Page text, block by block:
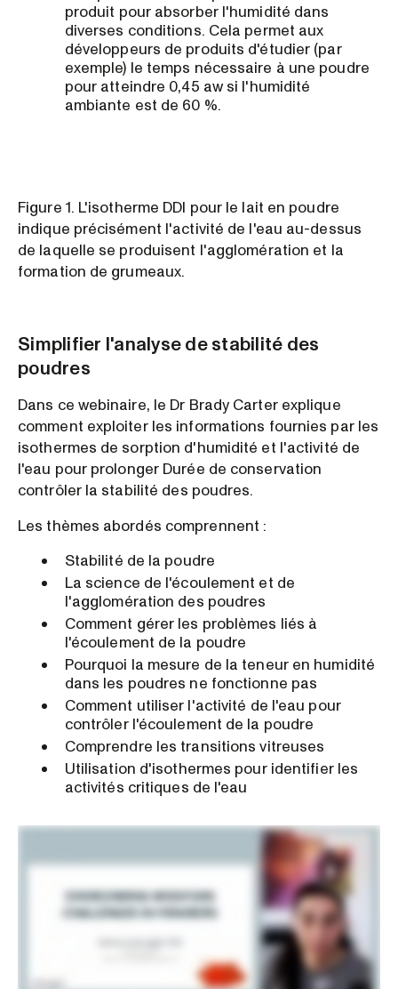
produit pour absorber l'humidité dans
diverses conditions. Cela permet aux
développeurs de produits d'étudier (par
exemple) le temps nécessaire à une poudre
pour atteindre 0,45 aw si l'humidité
ambiante est de 60 %.
Figure 1. L'isotherme DDI pour le lait en poudre
indique précisément l'activité de l'eau au-dessus
de laquelle se produisent l'agglomération et la
formation de grumeaux.
Simplifier l'analyse de stabilité des
poudres
Dans ce webinaire, le Dr Brady Carter explique
comment exploiter les informations fournies par les
isothermes de sorption d'humidité et l'activité de
l'eau pour prolonger Durée de conservation
contrôler la stabilité des poudres.
Les thèmes abordés comprennent :
Stabilité de la poudre
La science de l'écoulement et de
l'agglomération des poudres
Comment gérer les problèmes liés à
l'écoulement de la poudre
Pourquoi la mesure de la teneur en humidité
dans les poudres ne fonctionne pas
Comment utiliser l'activité de l'eau pour
contrôler l'écoulement de la poudre
Comprendre les transitions vitreuses
Utilisation d'isothermes pour identifier les
activités critiques de l'eau